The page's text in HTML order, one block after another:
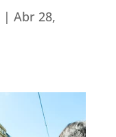
| Abr 28,